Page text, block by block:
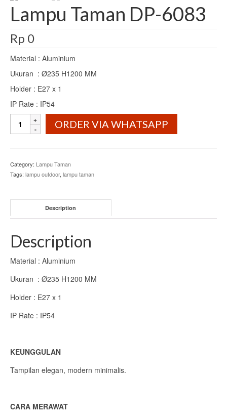
Lampu Gantung
Lampu Taman
Kabinet
Lemari
Sofa
Tentang Kami
Hubungi Kami
Lampu Taman DP-6083
Rp 0
Material : Aluminium
Ukuran : Ø235 H1200 MM
Holder : E27 x 1
IP Rate : IP54
Taman
ORDER VIA WHATSAPP
Category: Lampu Taman
Tags: lampu outdoor, lampu taman
Description
Description
Material : Aluminium
Ukuran : Ø235 H1200 MM
Holder : E27 x 1
IP Rate : IP54
KEUNGGULAN
Tampilan elegan, modern minimalis.
CARA MERAWAT